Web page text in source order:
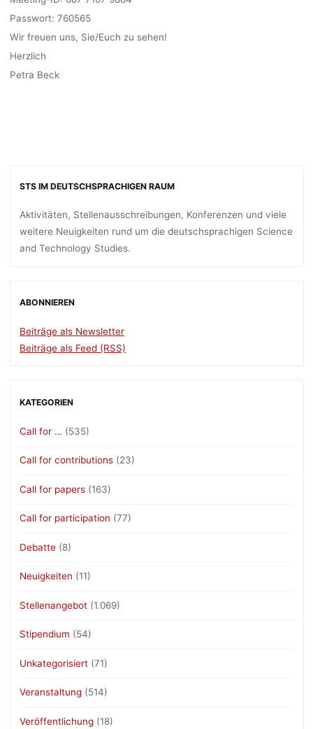
Passwort: 760565
Wir freuen uns, Sie/Euch zu sehen!
Herzlich
Petra Beck
STS IM DEUTSCHSPRACHIGEN RAUM
Aktivitäten, Stellenausschreibungen, Konferenzen und viele
weitere Neuigkeiten rund um die deutschsprachigen Science
and Technology Studies.
ABONNIEREN
Beiträge als Newsletter
Beiträge als Feed (RSS)
KATEGORIEN
Call for … (535)
Call for contributions (23)
Call for papers (163)
Call for participation (77)
Debatte (8)
Neuigkeiten (11)
Stellenangebot (1.069)
Stipendium (54)
Unkategorisiert (71)
Veranstaltung (514)
Veröffentlichung (18)